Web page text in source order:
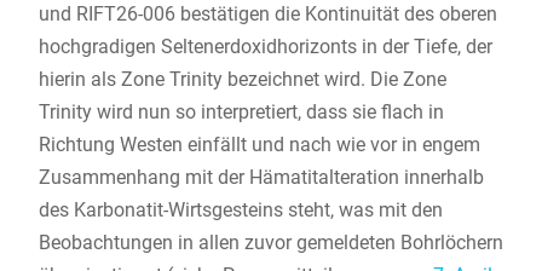
und RIFT26-006 bestätigen die Kontinuität des oberen
hochgradigen Seltenerdoxidhorizonts in der Tiefe, der
hierin als Zone Trinity bezeichnet wird. Die Zone
Trinity wird nun so interpretiert, dass sie flach in
Richtung Westen einfällt und nach wie vor in engem
Zusammenhang mit der Hämatitalteration innerhalb
des Karbonatit-Wirtsgesteins steht, was mit den
Beobachtungen in allen zuvor gemeldeten Bohrlöchern